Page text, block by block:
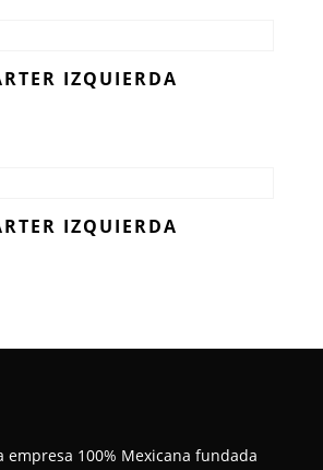
IZQUIERDA
IZQUIERDA
empresa 100% Mexicana fundada